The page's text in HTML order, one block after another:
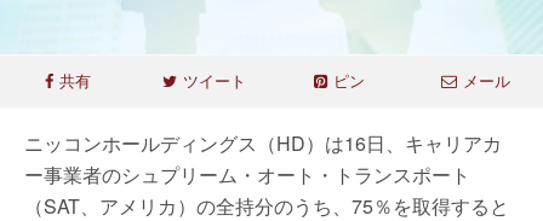
共有 ツイート ピン メール
ニッコンホールディングス（HD）は16日、キャリアカ
ー事業者のシュプリーム・オート・トランスポート
（SAT、アメリカ）の全持分のうち、75％を取得すると